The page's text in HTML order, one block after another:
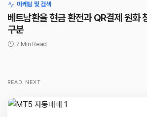
마케팅 및 검색
베트남환율 현금 환전과 QR결제 원화
구분
7 Min Read
READ NEXT